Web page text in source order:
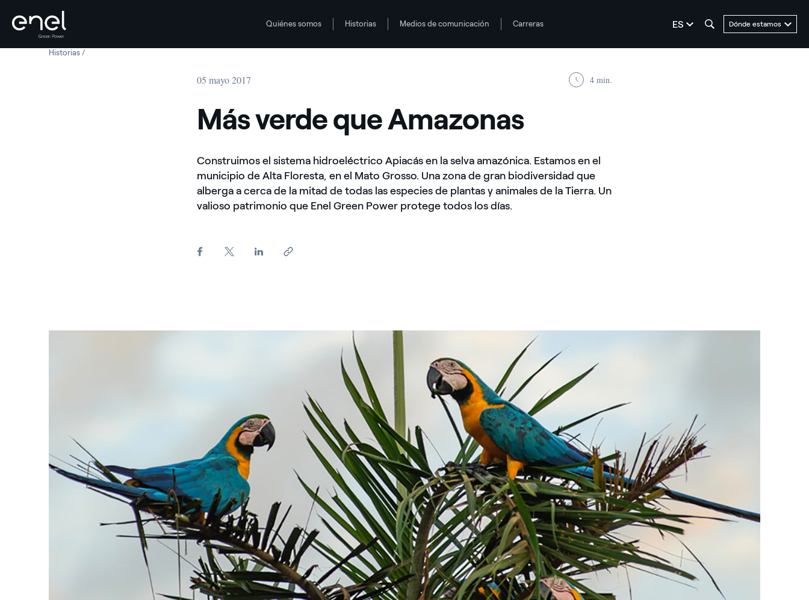
Saltar al contenido
Quiénes somos Historias Medios de comunicación Carreras seleziona la lingua
ES Dónde estamos
HistoriasMás verde que Amazonas
05 mayo 2017 4 min.
Más verde que Amazonas
Construimos el sistema hidroeléctrico Apiacás en la selva amazónica. Estamos en el
municipio de Alta Floresta, en el Mato Grosso. Una zona de gran biodiversidad que
alberga a cerca de la mitad de todas las especies de plantas y animales de la Tierra. Un
valioso patrimonio que Enel Green Power protege todos los días.